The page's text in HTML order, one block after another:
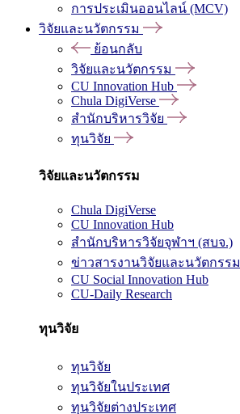
การประเมินออนไลน์ (MCV)
วิจัยและนวัตกรรม
ย้อนกลับ
วิจัยและนวัตกรรม
CU Innovation Hub
Chula DigiVerse
สำนักบริหารวิจัย
ทุนวิจัย
วิจัยและนวัตกรรม
Chula DigiVerse
CU Innovation Hub
สำนักบริหารวิจัยจุฬาฯ (สบจ.)
ข่าวสารงานวิจัยและนวัตกรรม
CU Social Innovation Hub
CU-Daily Research
ทุนวิจัย
ทุนวิจัย
ทุนวิจัยในประเทศ
ทุนวิจัยต่างประเทศ